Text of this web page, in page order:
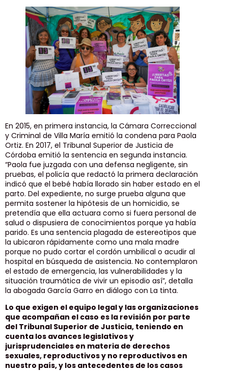
En 2015, en primera instancia, la Cámara Correccional
y Criminal de Villa María emitió la condena para Paola
Ortiz. En 2017, el Tribunal Superior de Justicia de
Córdoba emitió la sentencia en segunda instancia.
“Paola fue juzgada con una defensa negligente, sin
pruebas, el policía que redactó la primera declaración
indicó que el bebé había llorado sin haber estado en el
parto. Del expediente, no surge prueba alguna que
permita sostener la hipótesis de un homicidio, se
pretendía que ella actuara como si fuera personal de
salud o dispusiera de conocimientos porque ya había
parido. Es una sentencia plagada de estereotipos que
la ubicaron rápidamente como una mala madre
porque no pudo cortar el cordón umbilical o acudir al
hospital en búsqueda de asistencia. No contemplaron
el estado de emergencia, las vulnerabilidades y la
situación traumática de vivir un episodio así”, detalla
la abogada García Garro en diálogo con La tinta.
Lo que exigen el equipo legal y las organizaciones
que acompañan el caso es la revisión por parte
del Tribunal Superior de Justicia, teniendo en
cuenta los avances legislativos y
jurisprudenciales en materia de derechos
sexuales, reproductivos y no reproductivos en
nuestro país, y los antecedentes de los casos